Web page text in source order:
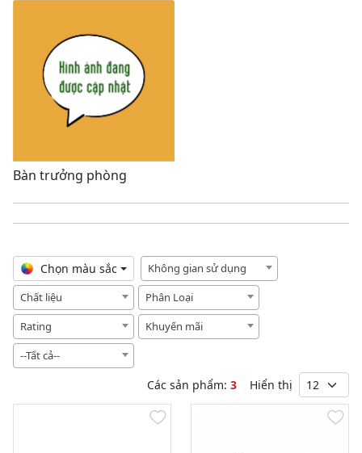
Bàn trưởng phòng
Chọn màu sắc
Không gian sử dụng
Chất liệu
Phân Loại
Rating
Khuyến mãi
--Tất cả--
Các sản phẩm: 3 Hiển thị